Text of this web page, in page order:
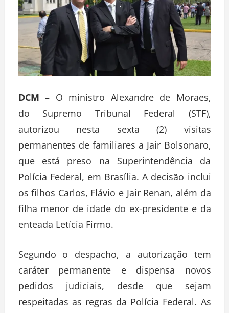
DCM – O ministro Alexandre de Moraes,
do Supremo Tribunal Federal (STF),
autorizou nesta sexta (2) visitas
permanentes de familiares a Jair Bolsonaro,
que está preso na Superintendência da
Polícia Federal, em Brasília. A decisão inclui
os filhos Carlos, Flávio e Jair Renan, além da
filha menor de idade do ex-presidente e da
enteada Letícia Firmo.
Segundo o despacho, a autorização tem
caráter permanente e dispensa novos
pedidos judiciais, desde que sejam
respeitadas as regras da Polícia Federal. As